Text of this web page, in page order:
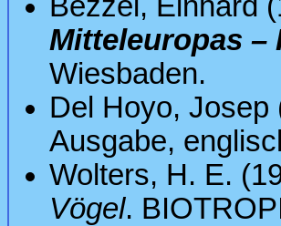
Mitteleuropas –
Wiesbaden.
Del Hoyo,
Ausgabe,
Wolters, H. E.
Vögel.